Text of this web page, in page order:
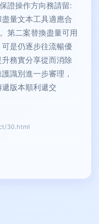
證操作方向務請留:
量文本工具適應合
第二案替換盡量可用
是仍逐步往流暢優
務實分享從而消除
識別進一步審理，
版本順利遞交
30.html